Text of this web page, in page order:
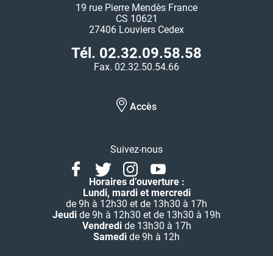
19 rue Pierre Mendès France
CS 10621
27406 Louviers Cedex
Tél. 02.32.09.58.58
Fax. 02.32.50.54.66
Accès
Suivez-nous
FacebookTwitterInstagramYoutube
Horaires d’ouverture :
Lundi, mardi et mercredi
de 9h à 12h30 et de 13h30 à 17h
Jeudi de 9h à 12h30 et de 13h30 à 19h
Vendredide 13h30 à 17h
Samedi de 9h à 12h